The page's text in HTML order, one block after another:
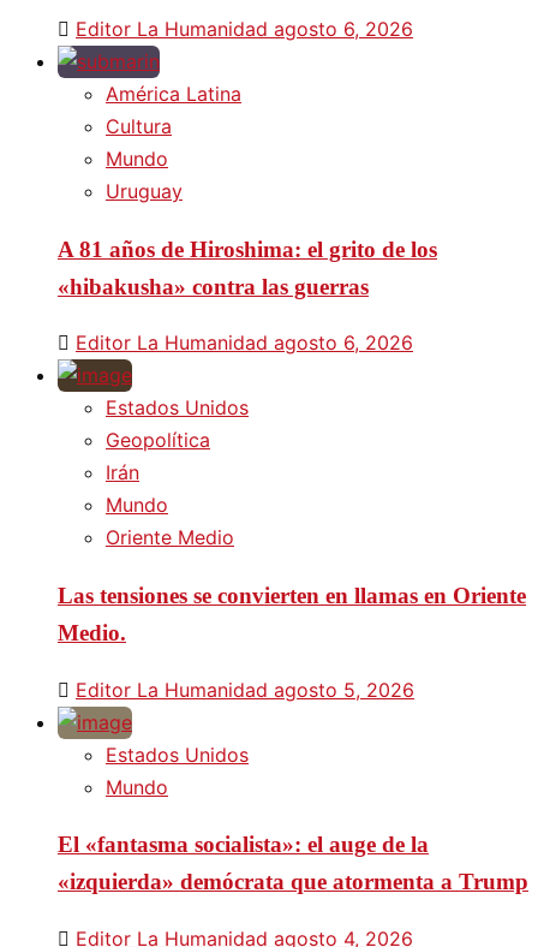
Editor La Humanidad agosto 6, 2026
América Latina
Cultura
Mundo
Uruguay
A 81 años de Hiroshima: el grito de los
«hibakusha» contra las guerras
Editor La Humanidad agosto 6, 2026
Estados Unidos
Geopolítica
Irán
Mundo
Oriente Medio
Las tensiones se convierten en llamas en Oriente
Medio.
Editor La Humanidad agosto 5, 2026
Estados Unidos
Mundo
El «fantasma socialista»: el auge de la
«izquierda» demócrata que atormenta a Trump
Editor La Humanidad agosto 4, 2026